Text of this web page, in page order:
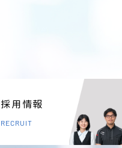
採用情報
RECRUIT